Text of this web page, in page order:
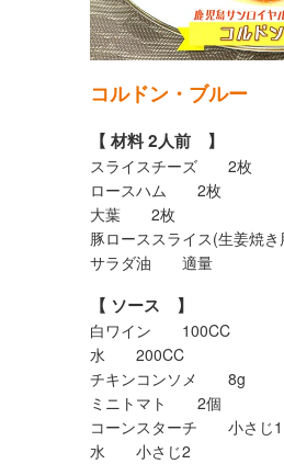
コルドン・ブルー
【 材料 2人前 】
スライスチーズ 2枚
ロースハム 2枚
大葉 2枚
豚ローススライス(生姜
サラダ油 適量
【 ソース 】
白ワイン 100CC
水 200CC
チキンコンソメ 8g
ミニトマト 2個
コーンスターチ 小さじ
水 小さじ2